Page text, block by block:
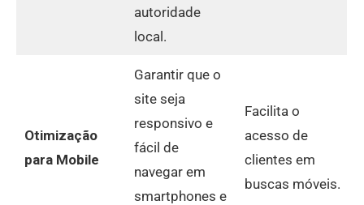
autoridade
local.
Otimização
para Mobile
Garantir que o
site seja
responsivo e
fácil de
navegar em
smartphones e
Facilita o
acesso de
clientes em
buscas móveis.